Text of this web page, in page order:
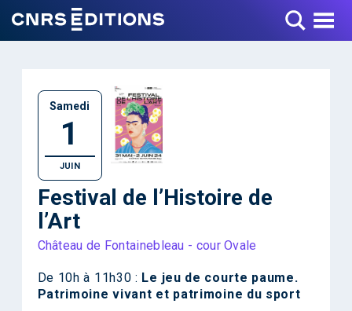
Toggle Menu
Samedi
1
JUIN
Festival de l’Histoire de
l’Art
Château de Fontainebleau - cour Ovale
De 10h à 11h30 : Le jeu de courte paume.
Patrimoine vivant et patrimoine du sport